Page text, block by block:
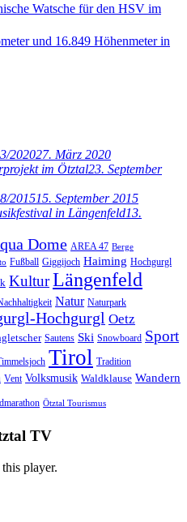
Watsche für den HSV im
und 16.849 Höhenmeter in
202027. März 2020
im Ötztal23. September
201515. September 2015
in Längenfeld13.
Dome AREA 47 Berge
Fußball Giggijoch Haiming Hochgurgl
KulturLängenfeld
Natur Naturpark
Hochgurgl Oetz
Sautens Ski Snowboard Sport
Tirol Tradition
Vent Volksmusik Waldklause Wandern
Ötztal Tourismus
TV
player.